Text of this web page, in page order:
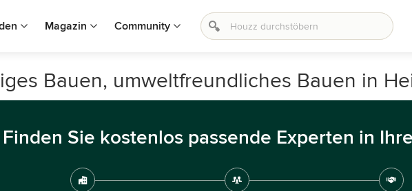
Magazin Community
Bauen, umweltfreundliches Bauen in
Finden Sie kostenlos passende Experten in